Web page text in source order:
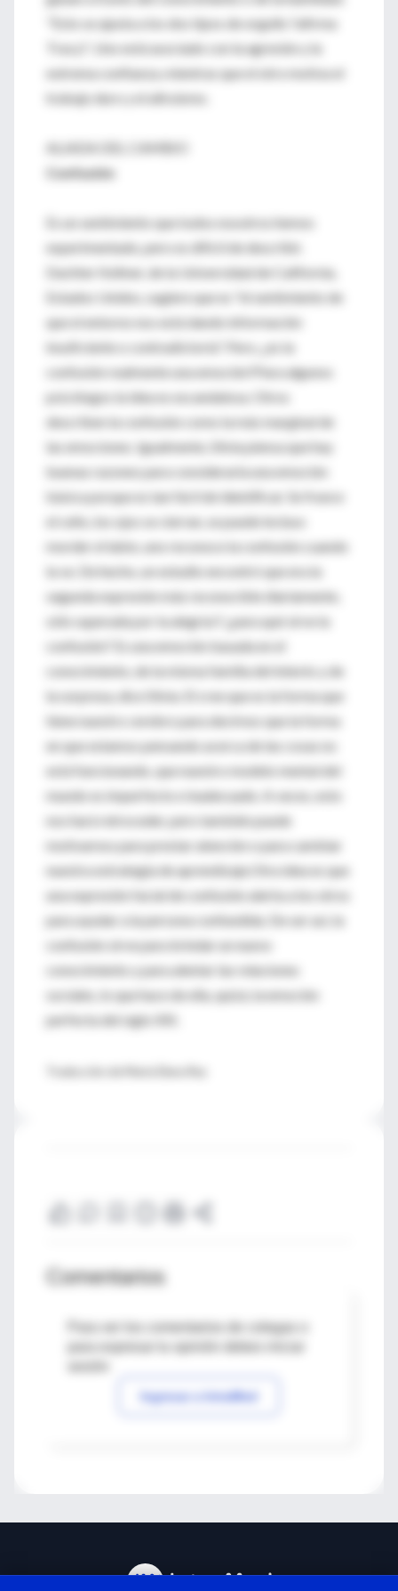
"Esto se ajusta a los dos tipos de orgullo ?afirma
Tracy?. Uno está asociado con la agresión y la
extrema confianza, mientras que el otro motiva el
trabajo duro y el altruismo.
ALIADA DEL CAMBIO
Confusión
Es un sentimiento que todos nosotros hemos
experimentado, pero es difícil de describir.
Dachter Keltner, de la Universidad de California,
Estados Unidos, sugiere que es "el sentimiento de
que el entorno nos está dando información
insuficiente o contradictoria". Pero, ¿es la
confusión realmente una emoción?Para algunos
psicólogos la idea es escandalosa. Otros
describen la confusión como la más marginal de
las emociones. Igualmente, Silvia piensa que hay
buenas razones para considerarla una emoción
básica porque es tan fácil de identificar. Se frunce
el ceño, los ojos se cierran, se puede incluso
morder el labio, uno reconoce la confusión cuando
la ve. De hecho, un estudio encontró que era la
segunda expresión más reconocible diariamente,
sólo superada por la alegría.Y ¿para qué sirve la
confusión? Es una emoción basada en el
conocimiento, de la misma familia del interés y de
la sorpresa, dice Silvia. El cree que es la forma que
tiene nuestro cerebro para decirnos que la forma
en que estamos pensando acerca de las cosas no
está funcionando, que nuestro modelo mental del
mundo es imperfecto e inadecuado. A veces, esto
nos hará retroceder, pero también puede
motivarnos para prestar atención o para cambiar
nuestra estrategia de aprendizaje.Otra idea es que
una expresión facial de confusión alerta a los otros
para ayudar a la persona confundida. De ser así, la
confusión sirve para brindar un nuevo
conocimiento y para alentar las relaciones
sociales, lo que hace de ella, quizá, la emoción
perfecta del siglo XXI.
Comentarios
Para ver los comentarios de colegas o
Ingresar a IntraMed